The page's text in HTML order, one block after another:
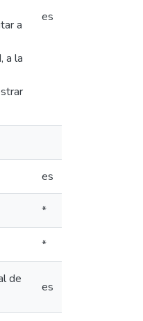
a
a la
es
es
*
*
de
es